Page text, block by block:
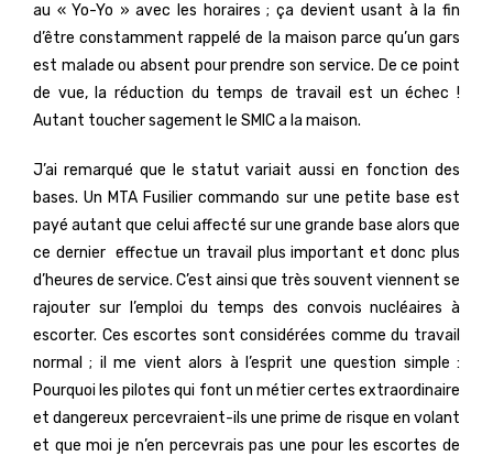
au « Yo-Yo » avec les horaires ; ça devient usant à la fin
d’être constamment rappelé de la maison parce qu’un gars
est malade ou absent pour prendre son service. De ce point
de vue, la réduction du temps de travail est un échec !
Autant toucher sagement le SMIC a la maison.
J’ai remarqué que le statut variait aussi en fonction des
bases. Un MTA Fusilier commando sur une petite base est
payé autant que celui affecté sur une grande base alors que
ce dernier effectue un travail plus important et donc plus
d’heures de service. C’est ainsi que très souvent viennent se
rajouter sur l’emploi du temps des convois nucléaires à
escorter. Ces escortes sont considérées comme du travail
normal ; il me vient alors à l’esprit une question simple :
Pourquoi les pilotes qui font un métier certes extraordinaire
et dangereux percevraient-ils une prime de risque en volant
et que moi je n’en percevrais pas une pour les escortes de